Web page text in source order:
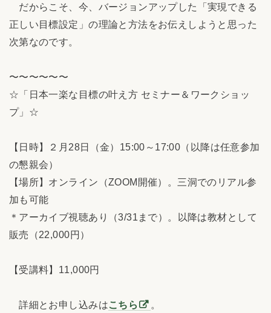
だからこそ、今、バージョンアップした「実現できる
正しい目標設定」の理論と方法をお伝えしようと思った
次第なのです。
〜〜〜〜〜〜
☆「日本一楽な目標の叶え方 セミナー＆ワークショッ
プ」☆
【日時】２月28日（金）15:00～17:00（以降は任意参加
の懇親会）
【場所】オンライン（ZOOM開催）。三洞でのリアル参
加も可能
＊アーカイブ視聴あり（3/31まで）。以降は教材として
販売（22,000円）
【受講料】11,000円
詳細とお申し込みはこちら
。